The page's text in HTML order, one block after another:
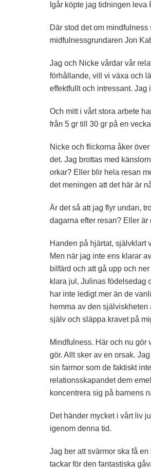
Igår köpte jag tidningen
Där stod det om
midfulnessgrundaren Jon
Jag och Nicke vårdar vår
förhållande, vill vi växa och
effektfullt och intressant. Jag
Och mitt i vårt stora arbete
från 5 gr till 30 gr på en
Nicke och flickorna åker
det. Jag brottas med
orkar? Eller blir hela resan
det meningen att det här är
Är det så att jag flyr undan,
dagarna efter resan? Eller
Handen på hjärtat, självklart
Men när jag inte ens klarar
bilfärd och att gå upp och
klara jul, Julinas födelsedag
har inte ledigt mer än de
hemma av den
själv och släppa kravet på
Mindfulness. Här och nu gör
gör. Allt sker av en orsak.
sin farmor som de faktiskt
relationsskapandet dem
koncentrera sig på barnens
Det händer mycket i vårt liv
igenom denna tid.
Jag ber att svärmor ska få
tackar för den fantastiska